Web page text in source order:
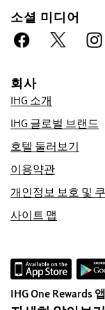
소셜 미디어
회사
IHG 소개
IHG 글로벌 브랜드
호텔 둘러보기
이용약관
개인정보 보호 및
사이트 맵
IHG One Rewards
예약 우대
인터넷 최저
경우 인터넷
고 40,000포
Club 포인트
온라인 예약 보
객실을 보장해
예약 수수료 없
직접 예약하는
개인정보 보호
IHG는 고객의
객의 정보를